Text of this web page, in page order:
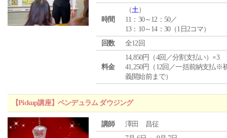
時間
（土）
11：30～12：50／
13：10～14：30（1日2コマ）
回数
全12回
料金
14,850円（4回／分割支払い）×3
41,250円（12回／一括前納支払※
義開始前まで）
【Pickup講座】ペンデュラム ダウジング
講師 澤田 昌征